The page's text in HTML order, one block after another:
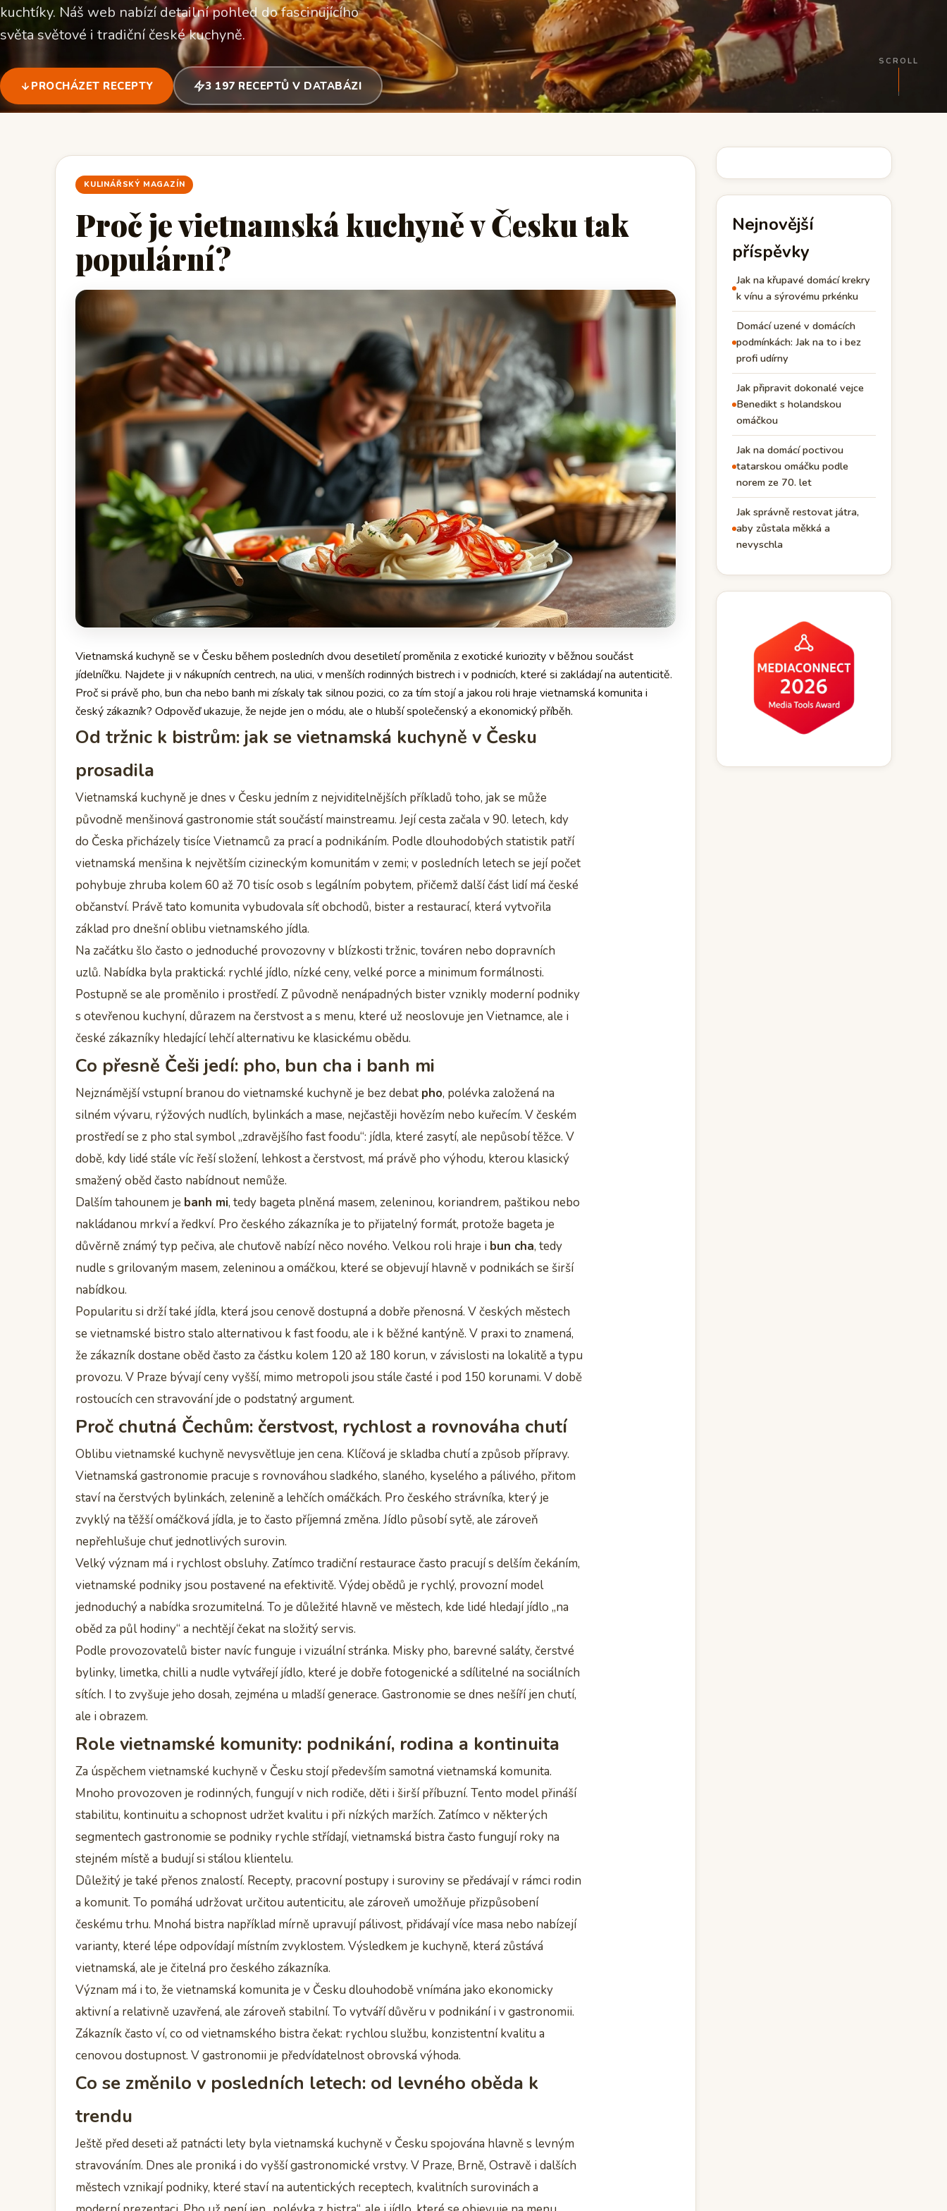
kuchtíky. Náš web nabízí detailní pohled do fascinujícího
světa světové i tradiční české kuchyně.
PROCHÁZET RECEPTY 3 197 RECEPTŮ V DATABÁZI
SCROLL
KULINÁŘSKÝ MAGAZÍN
Proč je vietnamská kuchyně v Česku tak
populární?
Vietnamská kuchyně se v Česku během posledních dvou desetiletí proměnila z exotické kuriozity v běžnou součást
jídelníčku. Najdete ji v nákupních centrech, na ulici, v menších rodinných bistrech i v podnicích, které si zakládají na autenticitě.
Proč si právě pho, bun cha nebo banh mi získaly tak silnou pozici, co za tím stojí a jakou roli hraje vietnamská komunita i
český zákazník? Odpověď ukazuje, že nejde jen o módu, ale o hlubší společenský a ekonomický příběh.
Od tržnic k bistrům: jak se vietnamská kuchyně v Česku
prosadila
Vietnamská kuchyně je dnes v Česku jedním z nejviditelnějších příkladů toho, jak se může
původně menšinová gastronomie stát součástí mainstreamu. Její cesta začala v 90. letech, kdy
do Česka přicházely tisíce Vietnamců za prací a podnikáním. Podle dlouhodobých statistik patří
vietnamská menšina k největším cizineckým komunitám v zemi; v posledních letech se její počet
pohybuje zhruba kolem 60 až 70 tisíc osob s legálním pobytem, přičemž další část lidí má české
občanství. Právě tato komunita vybudovala síť obchodů, bister a restaurací, která vytvořila
základ pro dnešní oblibu vietnamského jídla.
Na začátku šlo často o jednoduché provozovny v blízkosti tržnic, továren nebo dopravních
uzlů. Nabídka byla praktická: rychlé jídlo, nízké ceny, velké porce a minimum formálnosti.
Postupně se ale proměnilo i prostředí. Z původně nenápadných bister vznikly moderní podniky
s otevřenou kuchyní, důrazem na čerstvost a s menu, které už neoslovuje jen Vietnamce, ale i
české zákazníky hledající lehčí alternativu ke klasickému obědu.
Co přesně Češi jedí: pho, bun cha i banh mi
Nejznámější vstupní branou do vietnamské kuchyně je bez debat pho, polévka založená na
silném vývaru, rýžových nudlích, bylinkách a mase, nejčastěji hovězím nebo kuřecím. V českém
prostředí se z pho stal symbol „zdravějšího fast foodu“: jídla, které zasytí, ale nepůsobí těžce. V
době, kdy lidé stále víc řeší složení, lehkost a čerstvost, má právě pho výhodu, kterou klasický
smažený oběd často nabídnout nemůže.
Dalším tahounem je banh mi, tedy bageta plněná masem, zeleninou, koriandrem, paštikou nebo
nakládanou mrkví a ředkví. Pro českého zákazníka je to přijatelný formát, protože bageta je
důvěrně známý typ pečiva, ale chuťově nabízí něco nového. Velkou roli hraje i bun cha, tedy
nudle s grilovaným masem, zeleninou a omáčkou, které se objevují hlavně v podnikách se širší
nabídkou.
Popularitu si drží také jídla, která jsou cenově dostupná a dobře přenosná. V českých městech
se vietnamské bistro stalo alternativou k fast foodu, ale i k běžné kantýně. V praxi to znamená,
že zákazník dostane oběd často za částku kolem 120 až 180 korun, v závislosti na lokalitě a typu
provozu. V Praze bývají ceny vyšší, mimo metropoli jsou stále časté i pod 150 korunami. V době
rostoucích cen stravování jde o podstatný argument.
Proč chutná Čechům: čerstvost, rychlost a rovnováha chutí
Oblibu vietnamské kuchyně nevysvětluje jen cena. Klíčová je skladba chutí a způsob přípravy.
Vietnamská gastronomie pracuje s rovnováhou sladkého, slaného, kyselého a pálivého, přitom
staví na čerstvých bylinkách, zelenině a lehčích omáčkách. Pro českého strávníka, který je
zvyklý na těžší omáčková jídla, je to často příjemná změna. Jídlo působí sytě, ale zároveň
nepřehlušuje chuť jednotlivých surovin.
Velký význam má i rychlost obsluhy. Zatímco tradiční restaurace často pracují s delším čekáním,
vietnamské podniky jsou postavené na efektivitě. Výdej obědů je rychlý, provozní model
jednoduchý a nabídka srozumitelná. To je důležité hlavně ve městech, kde lidé hledají jídlo „na
oběd za půl hodiny“ a nechtějí čekat na složitý servis.
Podle provozovatelů bister navíc funguje i vizuální stránka. Misky pho, barevné saláty, čerstvé
bylinky, limetka, chilli a nudle vytvářejí jídlo, které je dobře fotogenické a sdílitelné na sociálních
sítích. I to zvyšuje jeho dosah, zejména u mladší generace. Gastronomie se dnes nešíří jen chutí,
ale i obrazem.
Role vietnamské komunity: podnikání, rodina a kontinuita
Za úspěchem vietnamské kuchyně v Česku stojí především samotná vietnamská komunita.
Mnoho provozoven je rodinných, fungují v nich rodiče, děti i širší příbuzní. Tento model přináší
stabilitu, kontinuitu a schopnost udržet kvalitu i při nízkých maržích. Zatímco v některých
segmentech gastronomie se podniky rychle střídají, vietnamská bistra často fungují roky na
stejném místě a budují si stálou klientelu.
Důležitý je také přenos znalostí. Recepty, pracovní postupy i suroviny se předávají v rámci rodin
a komunit. To pomáhá udržovat určitou autenticitu, ale zároveň umožňuje přizpůsobení
českému trhu. Mnohá bistra například mírně upravují pálivost, přidávají více masa nebo nabízejí
varianty, které lépe odpovídají místním zvyklostem. Výsledkem je kuchyně, která zůstává
vietnamská, ale je čitelná pro českého zákazníka.
Význam má i to, že vietnamská komunita je v Česku dlouhodobě vnímána jako ekonomicky
aktivní a relativně uzavřená, ale zároveň stabilní. To vytváří důvěru v podnikání i v gastronomii.
Zákazník často ví, co od vietnamského bistra čekat: rychlou službu, konzistentní kvalitu a
cenovou dostupnost. V gastronomii je předvídatelnost obrovská výhoda.
Co se změnilo v posledních letech: od levného oběda k
trendu
Ještě před deseti až patnácti lety byla vietnamská kuchyně v Česku spojována hlavně s levným
stravováním. Dnes ale proniká i do vyšší gastronomické vrstvy. V Praze, Brně, Ostravě i dalších
městech vznikají podniky, které staví na autentických receptech, kvalitních surovinách a
Nejnovější
příspěvky
Jak na křupavé domácí krekry
k vínu a sýrovému prkénku
Domácí uzené v domácích
podmínkách: Jak na to i bez
profi udírny
Jak připravit dokonalé vejce
Benedikt s holandskou
omáčkou
Jak na domácí poctivou
tatarskou omáčku podle
norem ze 70. let
Jak správně restovat játra,
aby zůstala měkká a
nevyschla